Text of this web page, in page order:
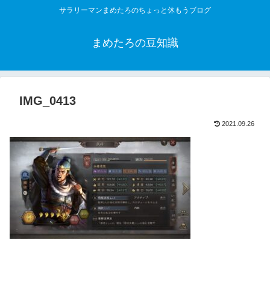
サラリーマンまめたろのちょっと休もうブログ
まめたろの豆知識
IMG_0413
2021.09.26